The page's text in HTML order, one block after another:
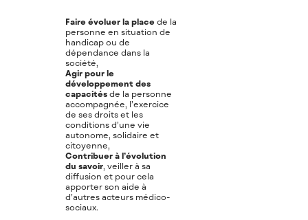
Faire évoluer la place de la
personne en situation de
handicap ou de
dépendance dans la
société,
Agir pour le
développement des
capacités de la personne
accompagnée, l’exercice
de ses droits et les
conditions d’une vie
autonome, solidaire et
citoyenne,
Contribuer à l’évolution
du savoir, veiller à sa
diffusion et pour cela
apporter son aide à
d’autres acteurs médico-
sociaux.